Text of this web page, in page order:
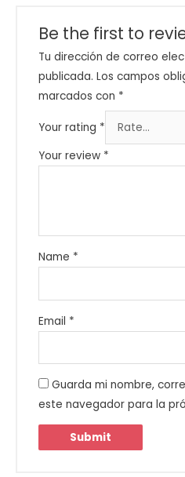
Be the first to
Tu dirección de correo
publicada. Los campos
marcados con *
Your rating *
Your review *
Name *
Email *
Guarda mi nombre,
este navegador para la